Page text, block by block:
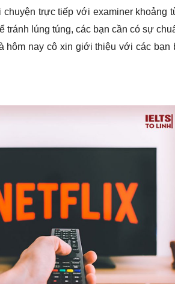
trực tiếp với examiner khoảng
tránh lúng túng, các bạn cần có sự
hôm nay cô xin giới thiệu với các bạn